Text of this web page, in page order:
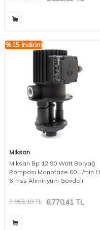
%15 İndirim
Miksan
Miksan Bp 12 90 Watt Boryağ
Pompası Monofaze 60 L/min H
6 mss Aliminyum Gövdeli
7.965,19TL 6.770,41 TL